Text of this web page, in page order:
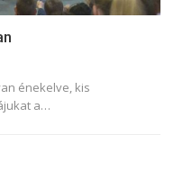
énekelve, kis
a…